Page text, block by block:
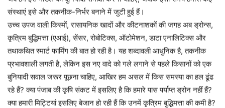
संस्थाएं इसे और तकनीक-निर्भर बनाने में जुटी हुई हैं।
उच्च उपज वाली किस्मों, रासायनिक खादों और कीटनाशकों की जगह अब ड्रोन्स,
कृत्रिम बुद्धिमत्ता (एआई), सेंसर, रोबोटिक्स, ऑटोमेशन, डाटा एनालिटिक्स और
तथाकथित स्मार्ट फार्मिंग की बात हो रही है। यह शब्दावली आधुनिक है, तकनीक
प्रभावशाली लगती है, लेकिन इस नए वादे को गले लगाने से पहले किसानों को एक
बुनियादी सवाल जरूर पूछना चाहिए, आखिर हम असल में किस समस्या का हल ढूंढ
रहे हैं? क्या पंजाब की कृषि संकट में इसलिए है कि हमारे पास पर्याप्त ड्रोन नहीं हैं?
क्या हमारी मिट्टियां इसलिए बेजान हो रही हैं कि उनमें कृत्रिम बुद्धिमत्ता की कमी है?